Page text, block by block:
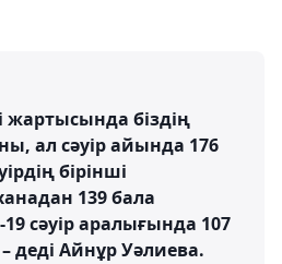
біздің
ал сәуір айында 176
бірінші
139 бала
сәуір аралығында 107
Айнұр Уәлиева.